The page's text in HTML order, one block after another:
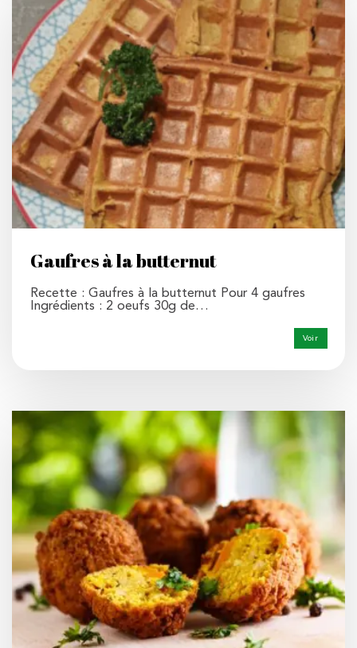
Gaufres à la butternut
Recette : Gaufres à la butternut Pour 4 gaufres
Ingrédients : 2 oeufs 30g de…
Voir